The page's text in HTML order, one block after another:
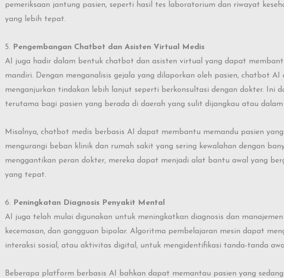
pemeriksaan jantung pasien, seperti hasil tes laboratorium dan riwayat
yang lebih tepat.
5.
Pengembangan Chatbot dan Asisten Virtual Medis
AI juga hadir dalam bentuk chatbot dan asisten virtual yang dapat
mandiri. Dengan menganalisis gejala yang dilaporkan oleh pasien, chatbot
menganjurkan tindakan lebih lanjut seperti berkonsultasi dengan dokter. Ini
terutama bagi pasien yang berada di daerah yang sulit dijangkau atau
Misalnya, chatbot medis berbasis AI dapat membantu memandu pasien
mengurangi beban klinik dan rumah sakit yang sering kewalahan dengan
menggantikan peran dokter, mereka dapat menjadi alat bantu awal yang
yang tepat.
6.
Peningkatan Diagnosis Penyakit Mental
AI juga telah mulai digunakan untuk meningkatkan diagnosis dan
kecemasan, dan gangguan bipolar. Algoritma pembelajaran mesin dapat
interaksi sosial, atau aktivitas digital, untuk mengidentifikasi tanda-tanda
Beberapa platform berbasis AI bahkan dapat memantau pasien yang